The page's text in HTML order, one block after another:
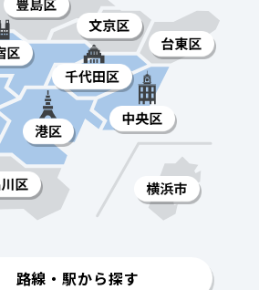
路線・駅から探す